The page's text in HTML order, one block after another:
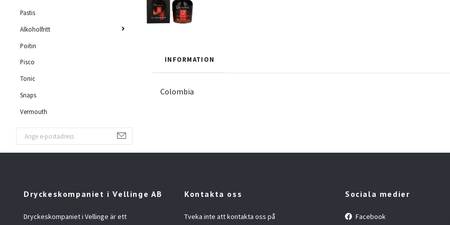
Pastis
Alkoholfritt
Poitin
Pisco
Tonic
Snaps
Vermouth
INFORMATION
Colombia
Dryckeskompaniet i Vellinge AB
Dryckeskompaniet i Vellinge är ett
Kontakta oss
Tveka inte att kontakta oss på
Sociala medier
Facebook